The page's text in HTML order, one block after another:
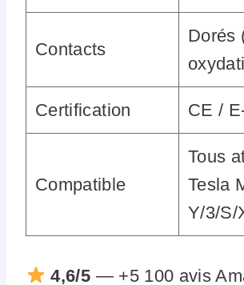
Contacts
Dorés
Certification CE /
Compatible
Tous
Tesla
Y/3/S/
4,6/5 — +5 100 avis